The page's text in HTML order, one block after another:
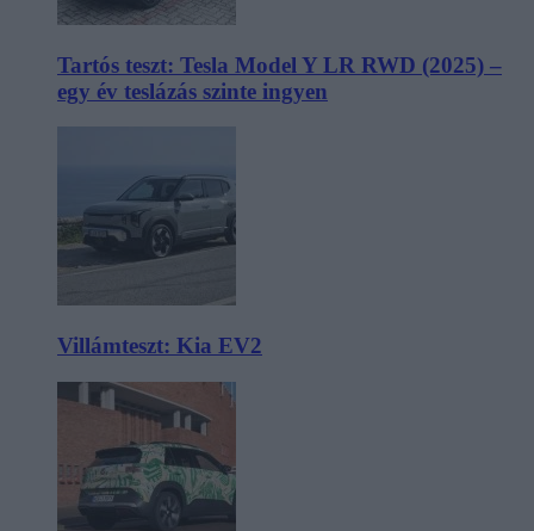
Tartós teszt: Tesla Model Y LR RWD (2025) –
egy év teslázás szinte ingyen
Villámteszt: Kia EV2